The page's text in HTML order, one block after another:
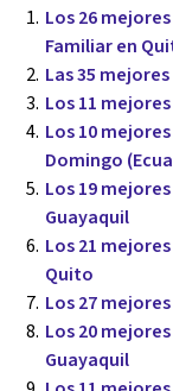
Los 26
Familiar en
Las 35
Los 11
Los 10
Domingo
Los 19
Guayaquil
Los 21
Quito
Los 27
Los 20
Guayaquil